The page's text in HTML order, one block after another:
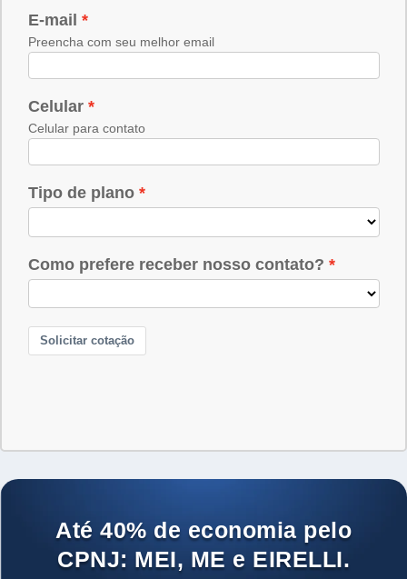
Até 40% de economia pelo
CPNJ: MEI, ME e EIRELLI.